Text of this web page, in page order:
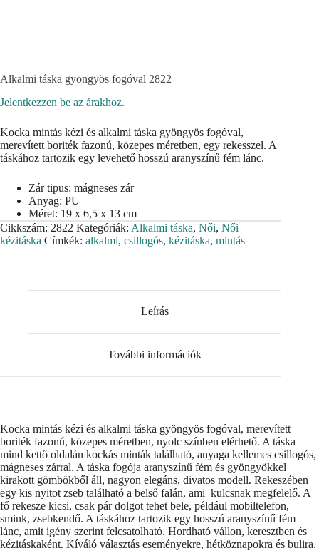
Alkalmi táska gyöngyös fogóval 2822
Jelentkezzen be az árakhoz.
Kocka mintás kézi és alkalmi táska gyöngyös fogóval,
merevített boriték fazonú, közepes méretben, egy rekesszel. A
táskához tartozik egy levehető hosszú aranyszínű fém lánc.
Zár tipus: mágneses zár
Anyag: PU
Méret: 19 x 6,5 x 13 cm
Cikkszám: 2822 Kategóriák: Alkalmi táska, Női, Női
kézitáska Címkék: alkalmi, csillogós, kézitáska, mintás
Leírás
További információk
Kocka mintás kézi és alkalmi táska gyöngyös fogóval, merevített
boriték fazonú, közepes méretben, nyolc színben elérhető. A táska
mind kettő oldalán kockás minták található, anyaga kellemes csillogós,
mágneses zárral. A táska fogója aranyszínű fém és gyöngyökkel
kirakott gömbökből áll, nagyon elegáns, divatos modell. Rekeszében
egy kis nyitot zseb található a belső falán, ami kulcsnak megfelelő. A
fő rekesze kicsi, csak pár dolgot tehet bele, például mobiltelefon,
smink, zsebkendő. A táskához tartozik egy hosszú aranyszínű fém
lánc, amit igény szerint felcsatolható. Hordható vállon, keresztben és
kézitáskaként. Kíváló választás eseményekre, hétköznapokra és bulira.